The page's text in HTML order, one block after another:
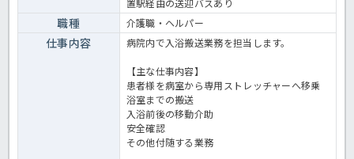
職種 介護職・ヘルパー
仕事内容 病院内で入浴搬送業務を担当します。
【主な仕事内容】
患者様を病室から専用ストレッチャーへ移乗
浴室までの搬送
入浴前後の移動介助
安全確認
その他付随する業務